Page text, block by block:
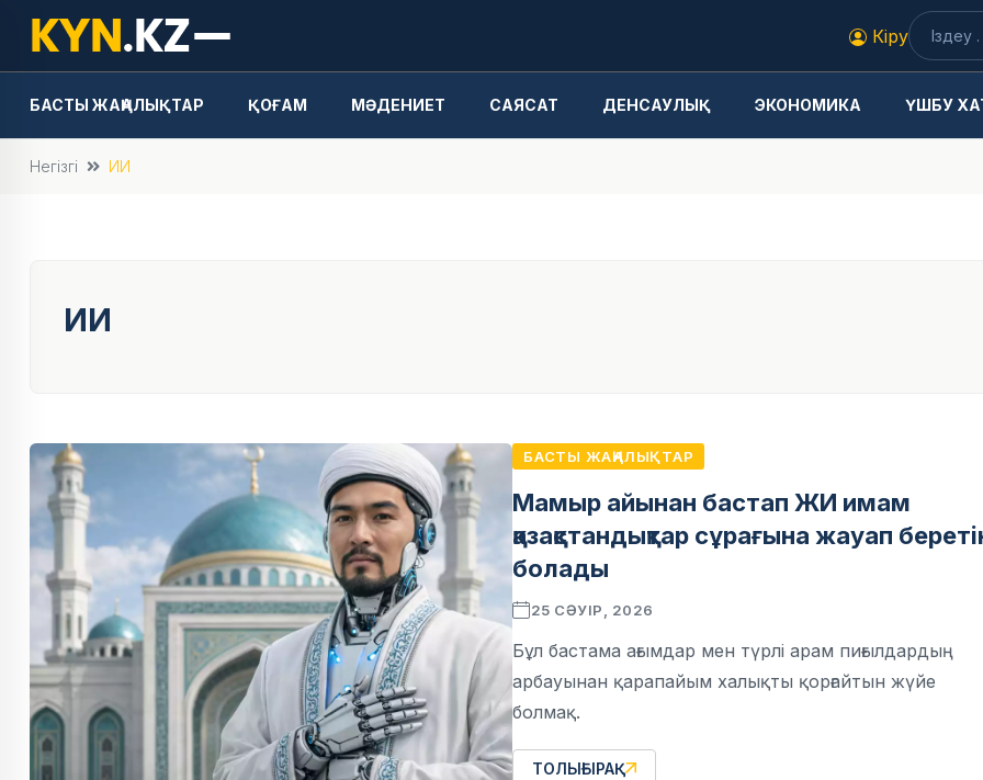
Кіру
БАСТЫ ЖАҢАЛЫҚТАР ҚОҒАМ МӘДЕНИЕТ САЯСАТ ДЕНСАУЛЫҚ ЭКОНОМИКА ҮШБУ
Негізгі ИИ
ИИ
БАСТЫ ЖАҢАЛЫҚТАР
Мамыр айынан бастап ЖИ имам
қазақстандықтар сұрағына жауап
болады
25 СӘУІР, 2026
Бұл бастама ағымдар мен түрлі арам пиғылдардың
арбауынан қарапайым халықты қорғайтын жүйе
болмақ.
ТОЛЫҒЫРАҚ